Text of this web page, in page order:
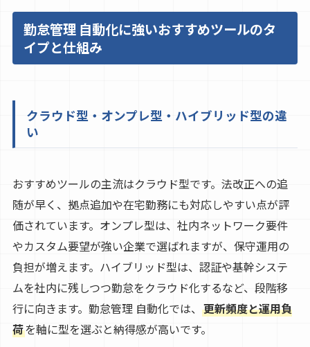
勤怠管理 自動化に強いおすすめツールのタ
イプと仕組み
クラウド型・オンプレ型・ハイブリッド型の違
い
おすすめツールの主流はクラウド型です。法改正への追
随が早く、拠点追加や在宅勤務にも対応しやすい点が評
価されています。オンプレ型は、社内ネットワーク要件
やカスタム要望が強い企業で選ばれますが、保守運用の
負担が増えます。ハイブリッド型は、認証や基幹システ
ムを社内に残しつつ勤怠をクラウド化するなど、段階移
行に向きます。勤怠管理 自動化では、 更新頻度と運用負
荷を軸に型を選ぶと納得感が高いです。